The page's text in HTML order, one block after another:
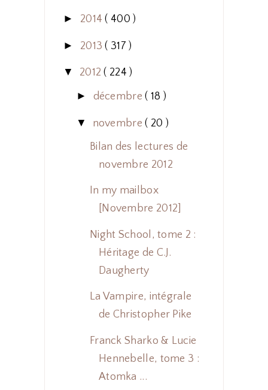
► 2014( 400 )
► 2013( 317 )
▼ 2012( 224 )
► décembre( 18 )
▼ novembre( 20 )
Bilan des lectures de
novembre 2012
In my mailbox
[Novembre 2012]
Night School, tome 2 :
Héritage de C.J.
Daugherty
La Vampire, intégrale
de Christopher Pike
Franck Sharko & Lucie
Hennebelle, tome 3 :
Atomka ...